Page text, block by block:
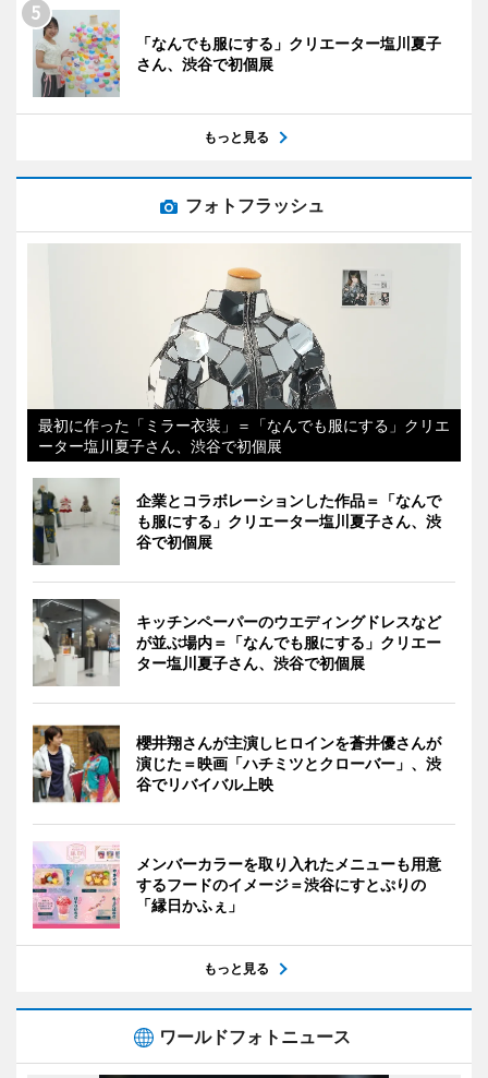
「なんでも服にする」クリエーター塩川夏子
さん、渋谷で初個展
もっと見る
フォトフラッシュ
最初に作った「ミラー衣装」＝「なんでも服にする」クリエ
ーター塩川夏子さん、渋谷で初個展
企業とコラボレーションした作品＝「なんで
も服にする」クリエーター塩川夏子さん、渋
谷で初個展
キッチンペーパーのウエディングドレスなど
が並ぶ場内＝「なんでも服にする」クリエー
ター塩川夏子さん、渋谷で初個展
櫻井翔さんが主演しヒロインを蒼井優さんが
演じた＝映画「ハチミツとクローバー」、渋
谷でリバイバル上映
メンバーカラーを取り入れたメニューも用意
するフードのイメージ＝渋谷にすとぷりの
「縁日かふぇ」
もっと見る
ワールドフォトニュース